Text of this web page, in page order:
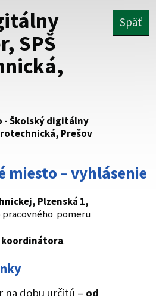
že zdieľate informácie iba
stránku. Zabezpečená stránka
domény webového sídla.
SPŠ
Späť
- Školský digitálny
Prešov
miesto – vyhlásenie
Plzenská 1,
pracovného pomeru
.